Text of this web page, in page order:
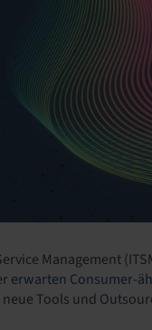
Management
erwarten Consumer-
Tools und